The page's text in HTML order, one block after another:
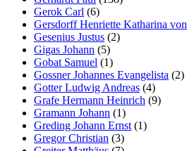
Gerok Carl (6)
Gersdorff Henriette Katharina von
Gesenius Justus (2)
Gigas Johann (5)
Gobat Samuel (1)
Gossner Johannes Evangelista (2)
Gotter Ludwig Andreas (4)
Grafe Hermann Heinrich (9)
Gramann Johann (1)
Greding Johann Ernst (1)
Gregor Christian (3)